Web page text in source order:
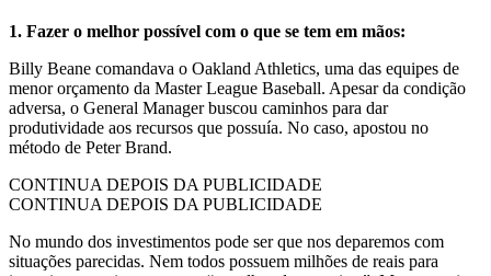
1. Fazer o melhor possível com o que se tem em mãos:
Billy Beane comandava o Oakland Athletics, uma das equipes de
menor orçamento da Master League Baseball. Apesar da condição
adversa, o General Manager buscou caminhos para dar
produtividade aos recursos que possuía. No caso, apostou no
método de Peter Brand.
CONTINUA DEPOIS DA PUBLICIDADE
CONTINUA DEPOIS DA PUBLICIDADE
No mundo dos investimentos pode ser que nos deparemos com
situações parecidas. Nem todos possuem milhões de reais para